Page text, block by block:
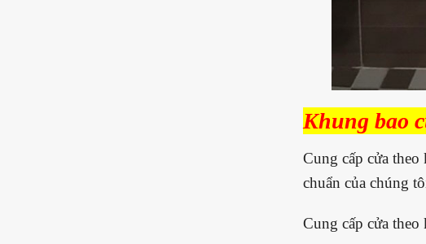
Khung bao
Cung cấp cửa
chuẩn của chúng
Cung cấp cửa